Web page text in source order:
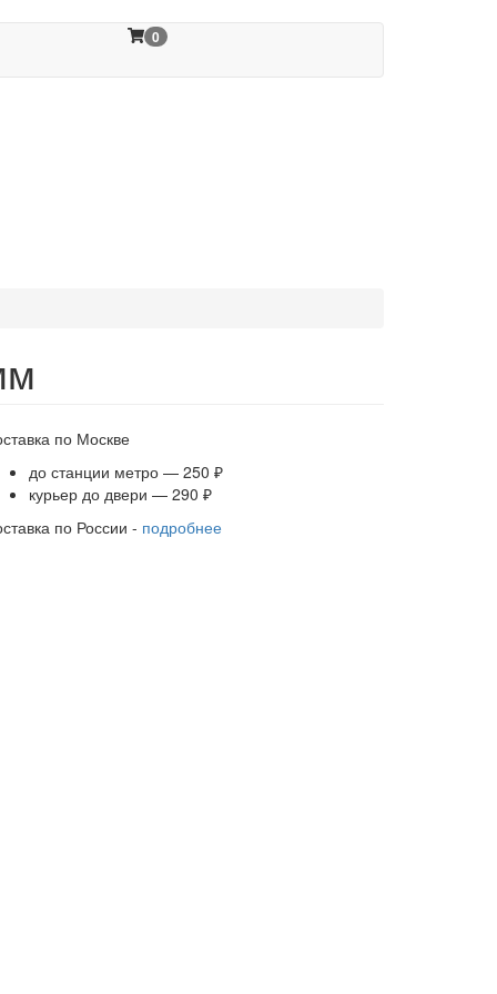
0
по Москве
до станции метро — 250 ₽
курьер до двери — 290 ₽
по России - подробнее